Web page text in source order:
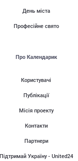
День міста
Професійне свято
Про Календарик
Користувачі
Публікації
Місія проекту
Контакти
Партнери
Підтримай Україну - United24